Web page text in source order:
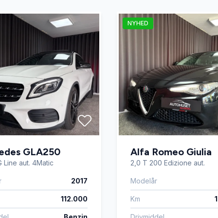
el-betjent bagklap
med varme elektrisk parkeringsbremse
fjernbetjent centrallås
forlygter fuldautomatisk klimaanlæg
førersæde håndfri til mobil
LED baglygter
GLA250
Line aut. 4Matic
2017
112.000
NYHED
Alfa Romeo Giulia
2,0 T 200 Edizione aut.
Modelår
Km